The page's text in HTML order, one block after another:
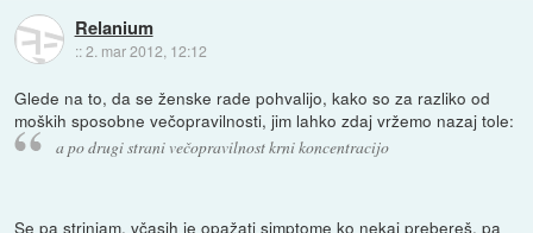
Relanium
::2. mar 2012, 12:12
Glede na to, da se ženske rade pohvalijo, kako so za razliko od
moških sposobne večopravilnosti, jim lahko zdaj vržemo nazaj tole:
a po drugi strani večopravilnost krni koncentracijo
Se pa strinjam, včasih je opažati simptome ko nekaj prebereš, pa